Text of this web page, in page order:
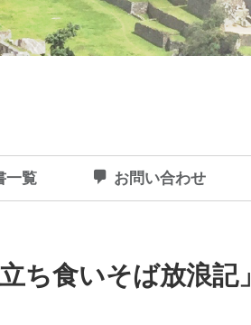
一覧 お問い合わせ
ち食いそば放浪記」